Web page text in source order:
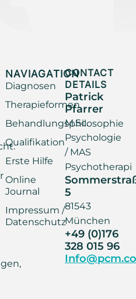
NAVIAGATION
Diagnosen
Therapieformen
Behandlungsphilosophie
Qualifikation
Erste Hilfe
Online
Journal
Impressum /
Datenschutz
CONTACT
DETAILS
Patrick
Pfarrer
M.Sc.
Psychologie
/ MAS
Psychotherapi
5
81543
München
+49 (0)176
328 015 96